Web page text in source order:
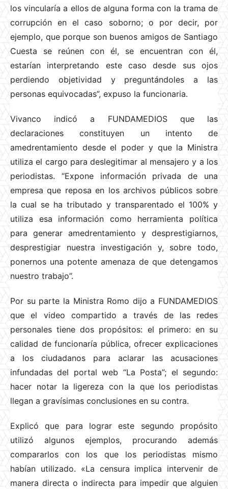
los vincularía a ellos de alguna forma con la trama de
corrupción en el caso soborno; o por decir, por
ejemplo, que porque son buenos amigos de Santiago
Cuesta se reúnen con él, se encuentran con él,
estarían interpretando este caso desde sus ojos
perdiendo objetividad y preguntándoles a las
personas equivocadas”, expuso la funcionaria.
Vivanco indicó a FUNDAMEDIOS que las
declaraciones constituyen un intento de
amedrentamiento desde el poder y que la Ministra
utiliza el cargo para deslegitimar al mensajero y a los
periodistas. “Expone información privada de una
empresa que reposa en los archivos públicos sobre
la cual se ha tributado y transparentado el 100% y
utiliza esa información como herramienta política
para generar amedrentamiento y desprestigiarnos,
desprestigiar nuestra investigación y, sobre todo,
ponernos una potente amenaza de que detengamos
nuestro trabajo”.
Por su parte la Ministra Romo dijo a FUNDAMEDIOS
que el video compartido a través de las redes
personales tiene dos propósitos: el primero: en su
calidad de funcionaría pública, ofrecer explicaciones
a los ciudadanos para aclarar las acusaciones
infundadas del portal web “La Posta”; el segundo:
hacer notar la ligereza con la que los periodistas
llegan a gravísimas conclusiones en su contra.
Explicó que para lograr este segundo propósito
utilizó algunos ejemplos, procurando además
compararlos con los que los periodistas mismo
habían utilizado. «La censura implica intervenir de
manera directa o indirecta para impedir que alguien